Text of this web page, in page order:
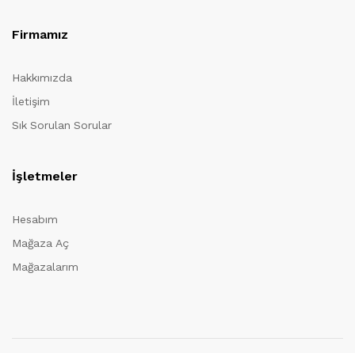
Firmamız
Hakkımızda
İletişim
Sık Sorulan Sorular
İşletmeler
Hesabım
Mağaza Aç
Mağazalarım